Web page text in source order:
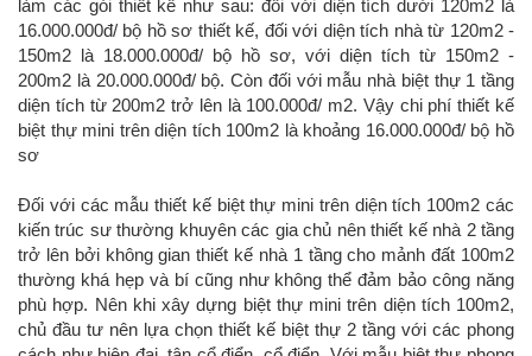
làm các gói thiết kế như sau: đối với diện tích dưới 120m2 là
16.000.000đ/ bộ hồ sơ thiết kế, đối với diện tích nhà từ 120m2 -
150m2 là 18.000.000đ/ bộ hồ sơ, với diện tích từ 150m2 -
200m2 là 20.000.000đ/ bộ. Còn đối với mẫu nhà biệt thự 1 tầng
diện tích từ 200m2 trở lên là 100.000đ/ m2. Vậy chi phí thiết kế
biệt thự mini trên diện tích 100m2 là khoảng 16.000.000đ/ bộ hồ
sơ
Đối với các mẫu thiết kế biệt thự mini trên diện tích 100m2 các
kiến trúc sư thường khuyên các gia chủ nên thiết kế nhà 2 tầng
trở lên bởi không gian thiết kế nhà 1 tầng cho mảnh đất 100m2
thường khá hẹp và bí cũng như không thể đảm bảo công năng
phù hợp. Nên khi xây dựng biệt thự mini trên diện tích 100m2,
chủ đầu tư nên lựa chọn thiết kế biệt thự 2 tầng với các phong